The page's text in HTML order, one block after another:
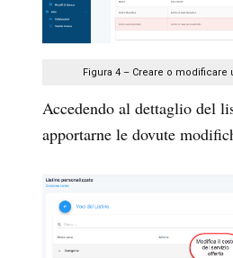
Figura 4 – Creare o modificare
Accedendo al dettaglio del
apportarne le dovute